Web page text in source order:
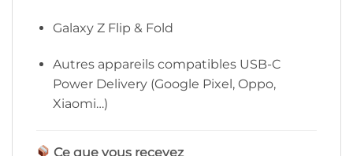
Galaxy Z Flip & Fold
Autres appareils compatibles USB-C
Power Delivery (Google Pixel, Oppo,
Xiaomi…)
Ce que vous recevez